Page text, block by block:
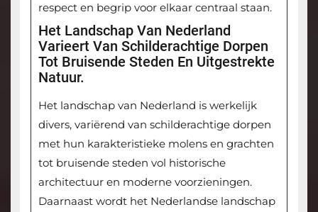
respect en begrip voor elkaar centraal staan.
Het Landschap Van Nederland
Varieert Van Schilderachtige Dorpen
Tot Bruisende Steden En Uitgestrekte
Natuur.
Het landschap van Nederland is werkelijk
divers, variërend van schilderachtige dorpen
met hun karakteristieke molens en grachten
tot bruisende steden vol historische
architectuur en moderne voorzieningen.
Daarnaast wordt het Nederlandse landschap